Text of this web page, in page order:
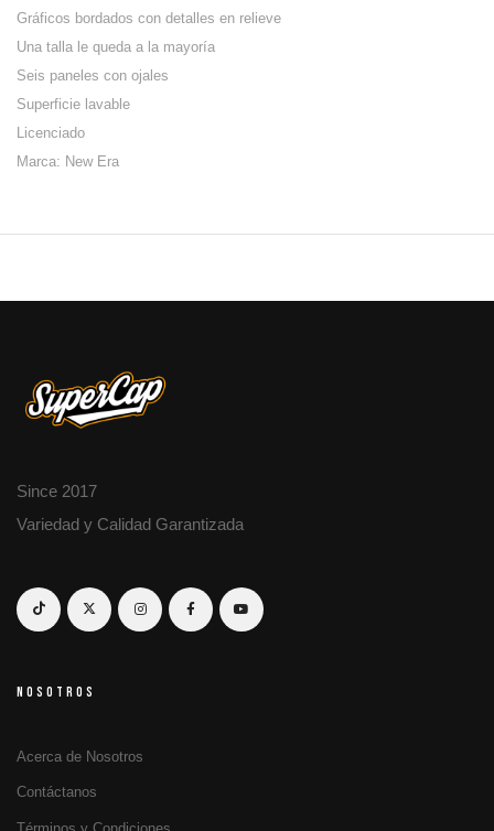
Gráficos bordados con detalles en relieve
Una talla le queda a la mayoría
Seis paneles con ojales
Superficie lavable
Licenciado
Marca: New Era
Since 2017
Variedad y Calidad Garantizada
NOSOTROS
Acerca de Nosotros
Contáctanos
Términos y Condiciones